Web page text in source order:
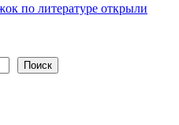
по литературе открыли
Поиск